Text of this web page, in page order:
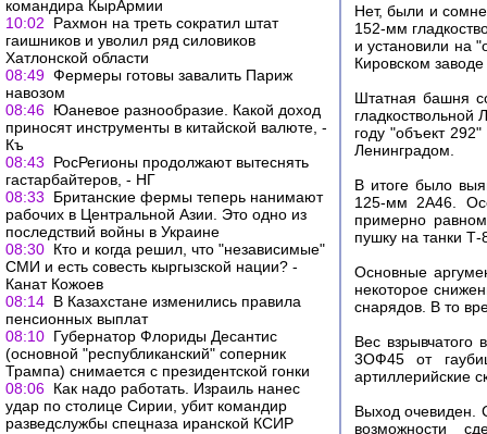
командира КырАрмии
10:02
Рахмон на треть сократил штат
гаишников и уволил ряд силовиков
Хатлонской области
08:49 Фермеры готовы завалить Париж
навозом
08:46 Юаневое разнообразие. Какой доход
приносят инструменты в китайской валюте, -
Къ
08:43
РосРегионы продолжают вытеснять
гастарбайтеров, - НГ
08:33
Британские фермы теперь нанимают
рабочих в Центральной Азии. Это одно из
последствий войны в Украине
08:30 Кто и когда решил, что "независимые"
СМИ и есть совесть кыргызской нации? -
Канат Кожоев
08:14 В Казахстане изменились правила
пенсионных выплат
08:10 Губернатор Флориды Десантис
(основной "республиканский" соперник
Трампа) снимается с президентской гонки
08:06 Как надо работать. Израиль нанес
удар по столице Сирии, убит командир
разведслужбы спецназа иранской КСИР
Нет, были и
152-мм
и установили на
Кировском
Штатная башня
году "объект
Ленинградом.
В итоге было
125-мм 2А46.
примерно
пушку на танки
Основные
некоторое
снарядов. В то
Вес
3ОФ45 от
артиллерийские
Выход очевиден.
возможности